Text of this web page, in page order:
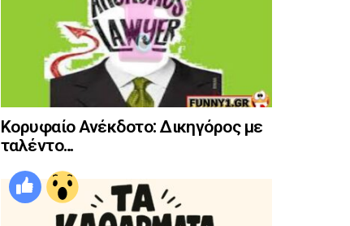
Κορυφαίο Ανέκδοτο: Δικηγόρος με
ταλέντο…